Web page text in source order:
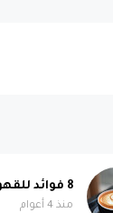
8 فوائد للقهوة
منذ 4 أعوام